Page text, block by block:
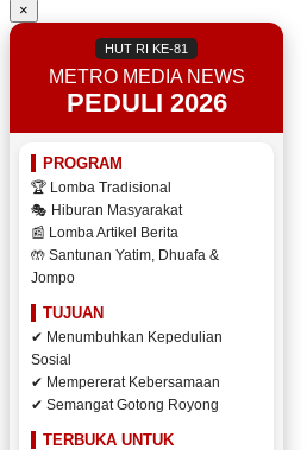
×
HUT RI KE-81
METRO MEDIA NEWS
PEDULI 2026
PROGRAM
🏆 Lomba Tradisional
🎭 Hiburan Masyarakat
📰 Lomba Artikel Berita
🤲 Santunan Yatim, Dhuafa &
Jompo
TUJUAN
✔ Menumbuhkan Kepedulian
Sosial
✔ Mempererat Kebersamaan
✔ Semangat Gotong Royong
TERBUKA UNTUK